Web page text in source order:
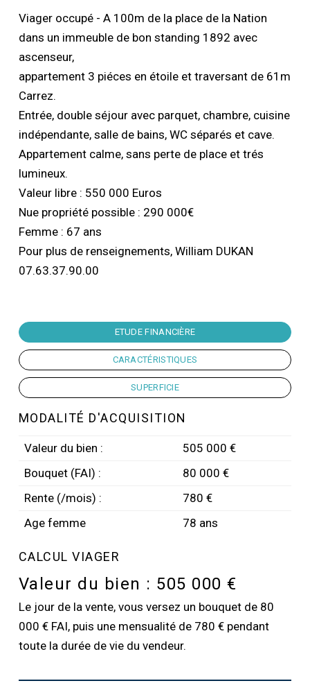
Viager occupé - A 100m de la place de la Nation
dans un immeuble de bon standing 1892 avec
ascenseur,
appartement 3 piéces en étoile et traversant de 61m
Carrez.
Entrée, double séjour avec parquet, chambre, cuisine
indépendante, salle de bains, WC séparés et cave.
Appartement calme, sans perte de place et trés
lumineux.
Valeur libre : 550 000 Euros
Nue propriété possible : 290 000€
Femme : 67 ans
Pour plus de renseignements, William DUKAN
07.63.37.90.00
ETUDE FINANCIÈRE
CARACTÉRISTIQUES
SUPERFICIE
MODALITÉ D'ACQUISITION
Valeur du bien :
505 000 €
Bouquet (FAI) :
80 000 €
Rente (/mois) :
780 €
Age femme
78 ans
CALCUL VIAGER
Valeur du bien : 505 000 €
Le jour de la vente, vous versez un bouquet de 80
000 € FAI, puis une mensualité de 780 € pendant
toute la durée de vie du vendeur.